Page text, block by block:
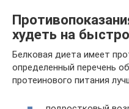
худеть на
Белковая диета имеет
определенный перечень
протеинового питания